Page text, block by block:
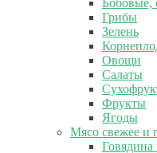
Бобовые,
Грибы
Зелень
Овощи
Салаты
Фрукты
Ягоды
Мясо свежее и